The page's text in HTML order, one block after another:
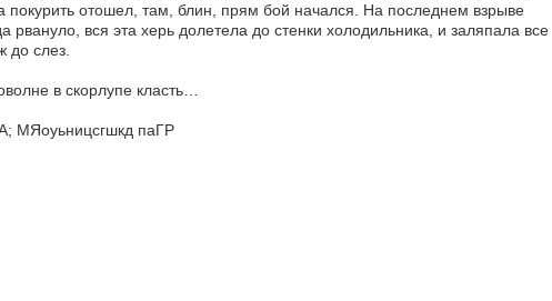
покурить отошел, там, блин, прям бой начался. На последнем взрыве
рвануло, вся эта херь долетела до стенки холодильника, и заляпала все
до слез.
в скорлупе класть…
паГР